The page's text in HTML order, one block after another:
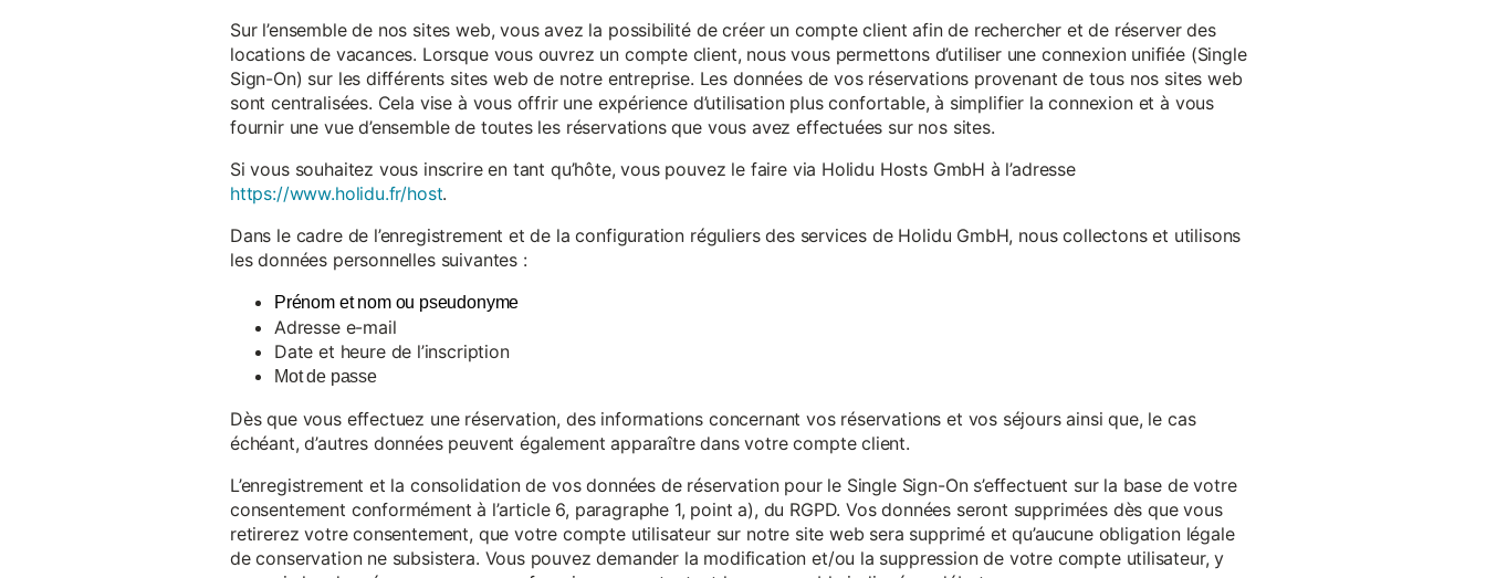
Sur l’ensemble de nos sites web, vous avez la possibilité de créer un compte client afin de rechercher et de réserver des
locations de vacances. Lorsque vous ouvrez un compte client, nous vous permettons d’utiliser une connexion unifiée (Single
Sign-On) sur les différents sites web de notre entreprise. Les données de vos réservations provenant de tous nos sites web
sont centralisées. Cela vise à vous offrir une expérience d’utilisation plus confortable, à simplifier la connexion et à vous
fournir une vue d’ensemble de toutes les réservations que vous avez effectuées sur nos sites.
Si vous souhaitez vous inscrire en tant qu’hôte, vous pouvez le faire via Holidu Hosts GmbH à l’adresse
https://www.holidu.fr/host.
Dans le cadre de l’enregistrement et de la configuration réguliers des services de Holidu GmbH, nous collectons et utilisons
les données personnelles suivantes :
Prénom et nom ou pseudonyme
Adresse e-mail
Date et heure de l’inscription
Mot de passe
Dès que vous effectuez une réservation, des informations concernant vos réservations et vos séjours ainsi que, le cas
échéant, d’autres données peuvent également apparaître dans votre compte client.
L’enregistrement et la consolidation de vos données de réservation pour le Single Sign-On s’effectuent sur la base de votre
consentement conformément à l’article 6, paragraphe 1, point a), du RGPD. Vos données seront supprimées dès que vous
retirerez votre consentement, que votre compte utilisateur sur notre site web sera supprimé et qu’aucune obligation légale
de conservation ne subsistera. Vous pouvez demander la modification et/ou la suppression de votre compte utilisateur, y